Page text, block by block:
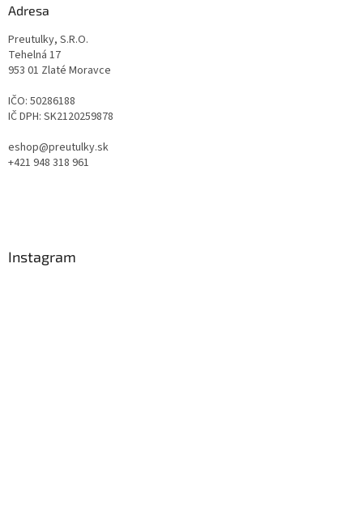
Adresa
Preutulky, S.R.O.
Tehelná 17
953 01 Zlaté Moravce
IČO: 50286188
IČ DPH: SK2120259878
eshop@preutulky.sk
+421 948 318 961
Instagram